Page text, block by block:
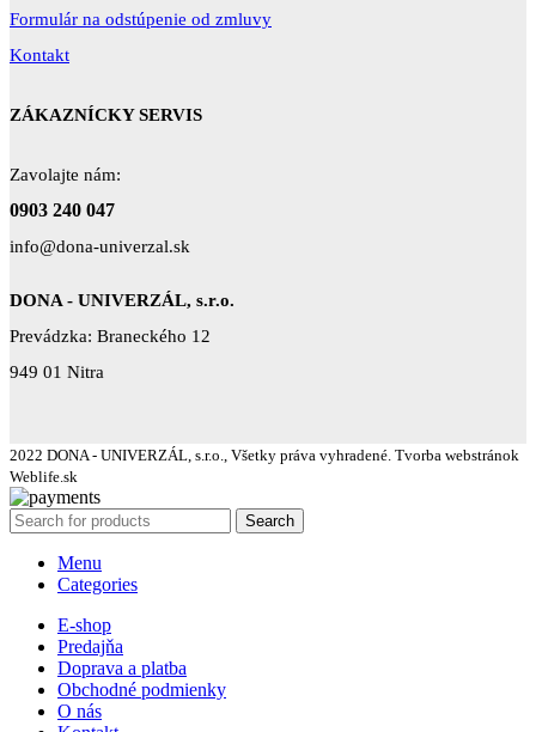
Formulár na odstúpenie od zmluvy
Kontakt
ZÁKAZNÍCKY SERVIS
Zavolajte nám:
0903 240 047
info@dona-univerzal.sk
DONA - UNIVERZÁL, s.r.o.
Prevádzka: Braneckého 12
949 01 Nitra
2022 DONA - UNIVERZÁL, s.r.o., Všetky práva vyhradené. Tvorba webstránok
Weblife.sk
Search
Menu
Categories
E-shop
Predajňa
Doprava a platba
Obchodné podmienky
O nás